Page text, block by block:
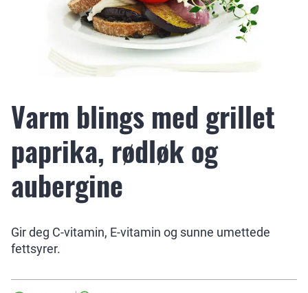
Varm blings med grillet
paprika, rødløk og
aubergine
Gir deg C-vitamin, E-vitamin og sunne umettede
fettsyrer.